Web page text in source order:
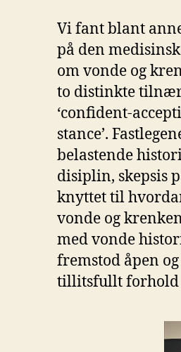
Vi fant blant
på den
om vonde og
to distinkte
‘confident-
stance’.
belastende
disiplin, skepsis
knyttet til
vonde og
med vonde
fremstod åpen
tillitsfullt forhold